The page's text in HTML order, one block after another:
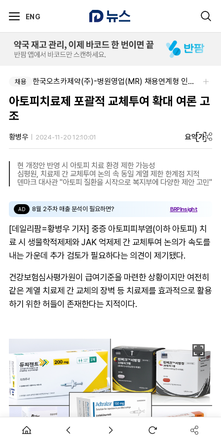
ENG
채용 한국오츠카제약(주)-병원영업(MR) 채용연계형 인턴(신입사원) 모집 공고
아토피치료제 포괄적 교체투여 확대 여론 고
조
황병우 2024-11-20 12:10:01 요약가
현 개정안 반영 시 아토피 치료 환경 제한 가능성
심평원, 치료제 간 교체투여 논의 속 동일 계열 제한 한계점 지적
덴마크 대사관 "아토피 질환을 시작으로 복지부에 다양한 제안 고민"
AD 8월 2주차 매출 분석이 필요하면? BRPInsight
[데일리팜=황병우 기자] 중증 아토피피부염(이하 아토피) 치
료 시 생물학적제제와 JAK 억제제 간 교체투여 논의가 속도를
내는 가운데 추가 검토가 필요하다는 의견이 제기됐다.
건강보험심사평가원이 급여기준을 마련한 상황이지만 여전히
같은 계열 치료제 간 교체의 장벽 등 치료제를 효과적으로 활용
하기 위한 허들이 존재한다는 지적이다.